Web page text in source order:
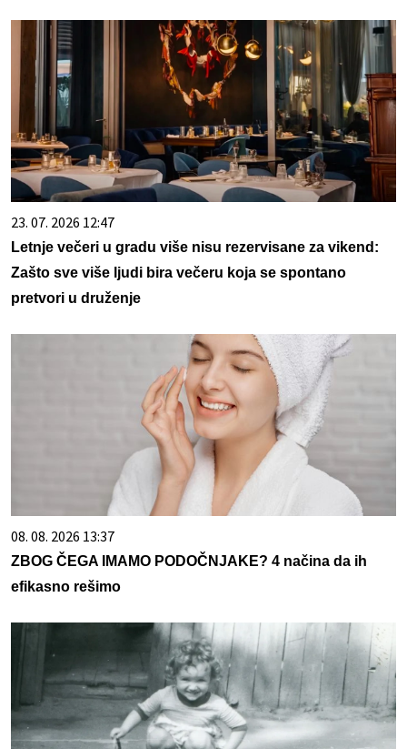
23. 07. 2026 12:47
Letnje večeri u gradu više nisu rezervisane za vikend:
Zašto sve više ljudi bira večeru koja se spontano
pretvori u druženje
08. 08. 2026 13:37
ZBOG ČEGA IMAMO PODOČNJAKE? 4 načina da ih
efikasno rešimo